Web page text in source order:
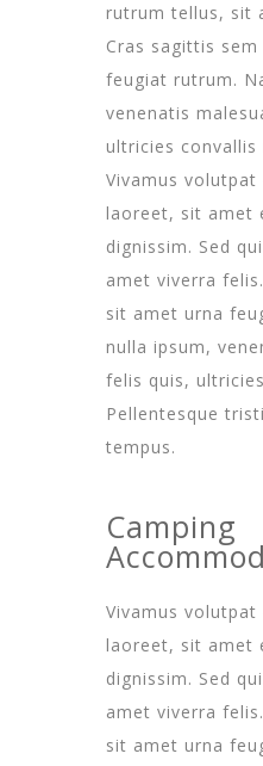
rutrum tellus, sit
Cras sagittis
feugiat rutrum.
venenatis
ultricies convallis
Vivamus
laoreet, sit amet
dignissim. Sed
amet viverra
sit amet urna
nulla ipsum,
felis quis,
Pellentesque
tempus.
Camping
Vivamus
laoreet, sit amet
dignissim. Sed
amet viverra
sit amet urna